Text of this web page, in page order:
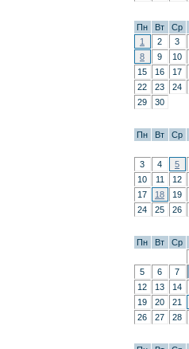
Пн
Вт Ср
1
2 3
8
9 10
15
16 17
22
23 24
29
30
Пн
Вт Ср
3
4 5
10
11 12
17
18 19
24
25 26
Пн
Вт Ср
5
6 7
12
13 14
19
20 21
26
27 28